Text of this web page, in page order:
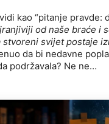
kao “pitanje
od naše braće i
svijet postaje
da bi nedavne
podržavala? Ne ne…